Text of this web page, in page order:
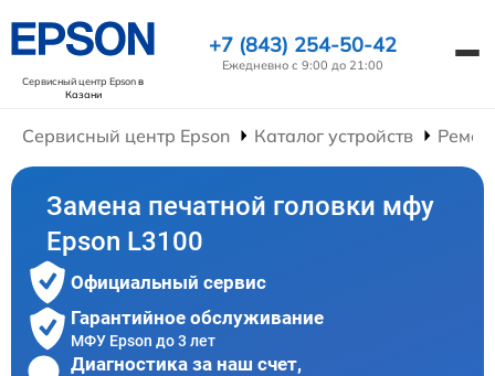
Сервисный центр Epsonв
Казани
+7 (843) 254-50-42
Ежедневно с 9:00 до 21:00
Сервисный центр Epson Каталог устройств
Замена печатной головки мфу
Epson L3100
Официальный сервис
Гарантийное обслуживание
МФУ Epson до 3 лет
Диагностика за наш счет,